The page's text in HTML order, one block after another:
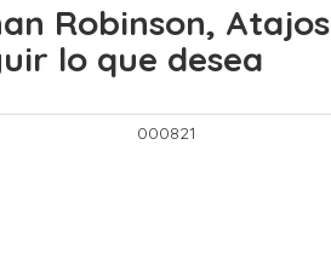
Robinson,
lo que desea
000821